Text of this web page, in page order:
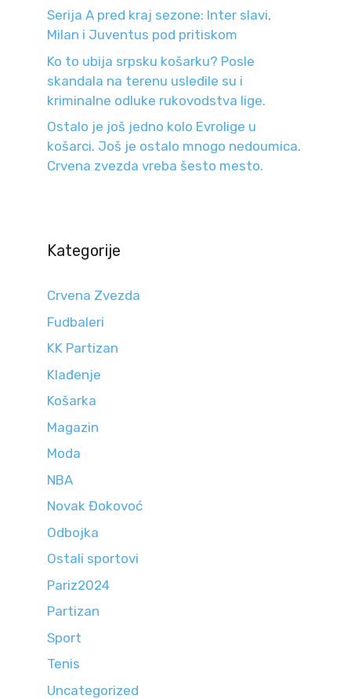
Serija A pred kraj sezone: Inter slavi,
Milan i Juventus pod pritiskom
Ko to ubija srpsku košarku? Posle
skandala na terenu usledile su i
kriminalne odluke rukovodstva lige.
Ostalo je još jedno kolo Evrolige u
košarci. Još je ostalo mnogo nedoumica.
Crvena zvezda vreba šesto mesto.
Kategorije
Crvena Zvezda
Fudbaleri
KK Partizan
Klađenje
Košarka
Magazin
Moda
NBA
Novak Đokovoć
Odbojka
Ostali sportovi
Pariz2024
Partizan
Sport
Tenis
Uncategorized